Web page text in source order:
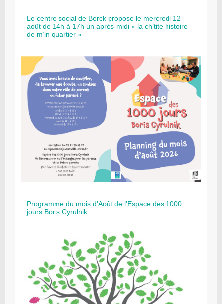
Le centre social de Berck propose le mercredi 12
août de 14h à 17h un après-midi « la ch’tite histoire
de m’in quartier »
Programme du mois d’Août de l’Espace des 1000
jours Boris Cyrulnik